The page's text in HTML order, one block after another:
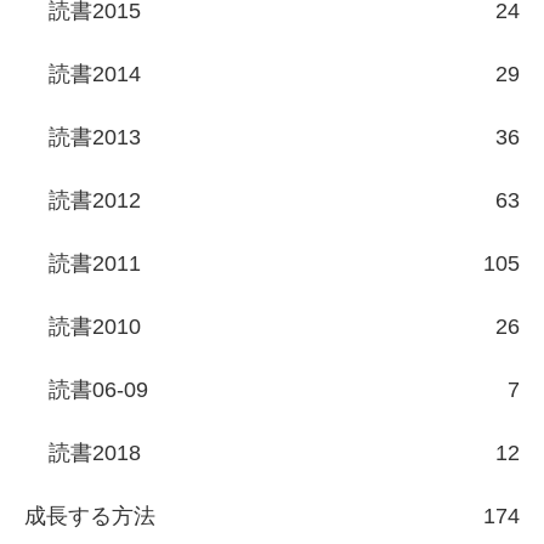
読書2015 24
読書2014 29
読書2013 36
読書2012 63
読書2011 105
読書2010 26
読書06-09 7
読書2018 12
成長する方法 174